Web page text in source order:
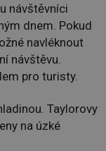
návštěvníci
dnem. Pokud
navléknout
návštěvu.
pro turisty.
Taylorovy
na úzké